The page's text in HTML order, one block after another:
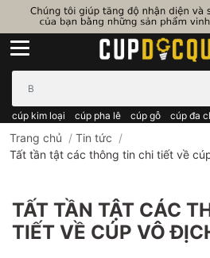
cúp kim loại cúp pha lê cúp gỗ cúp đa
Trang chủ / Tin tức /
Tất tần tật các thông tin chi tiết về
TẤT TẦN TẬT CÁC
TIẾT VỀ CÚP VÔ